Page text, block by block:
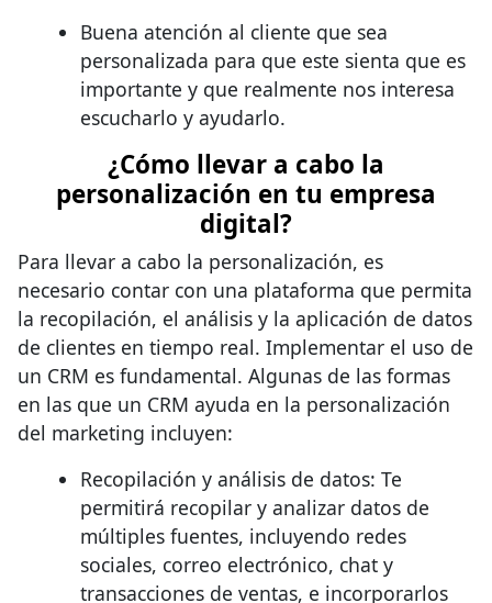
Buena atención al cliente que sea
personalizada para que este sienta que es
importante y que realmente nos interesa
escucharlo y ayudarlo.
¿Cómo llevar a cabo la
personalización en tu empresa
digital?
Para llevar a cabo la personalización, es
necesario contar con una plataforma que permita
la recopilación, el análisis y la aplicación de datos
de clientes en tiempo real. Implementar el uso de
un CRM es fundamental. Algunas de las formas
en las que un CRM ayuda en la personalización
del marketing incluyen:
Recopilación y análisis de datos: Te
permitirá recopilar y analizar datos de
múltiples fuentes, incluyendo redes
sociales, correo electrónico, chat y
transacciones de ventas, e incorporarlos